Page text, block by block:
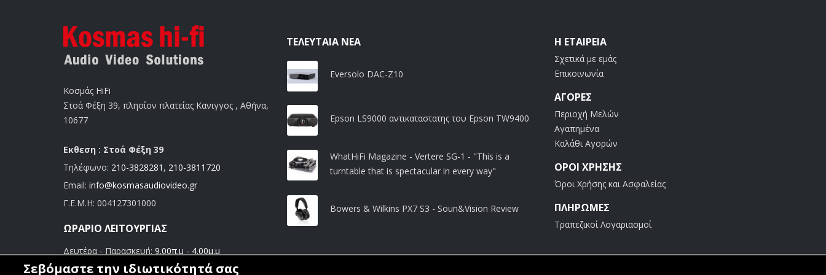
Κοσμάς HiFi
Στοά Φέξη 39, πλησίον πλατείας Κανιγγος , Αθήνα,
10677
Εκθεση : Στοά Φέξη 39
Τηλέφωνο: 210-3828281 , 210-3811720
Email: info@kosmasaudiovideo.gr
Γ.Ε.Μ.Η: 004127301000
ΩΡΆΡΙΟ ΛΕΙΤΟΥΡΓΊΑΣ
Δευτέρα - Παρασκευή: 9.00π.μ - 4.00μ.μ
Σάββατο:9.00π.μ - 3.00μ.μ
ΤΕΛΕΥΤΑΊΑ ΝΈΑ
Eversolo DAC-Z10
Epson LS9000 αντικαταστατης του Epson TW9400
WhatHiFi Magazine - Vertere SG-1 - "This is a
turntable that is spectacular in every way"
Bowers & Wilkins PX7 S3 - Soun&Vision Review
Η ΕΤΑΙΡΕΊΑ
Σχετικά με εμάς
Επικοινωνία
ΑΓΟΡΈΣ
Περιοχή Μελών
Αγαπημένα
Καλάθι Αγορών
ΟΡΟΙ ΧΡΗΣΗΣ
Όροι Χρήσης και Ασφαλείας
ΠΛΗΡΩΜΕΣ
Τραπεζικοί Λογαριασμοί
Σεβόμαστε την ιδιωτικότητά σας